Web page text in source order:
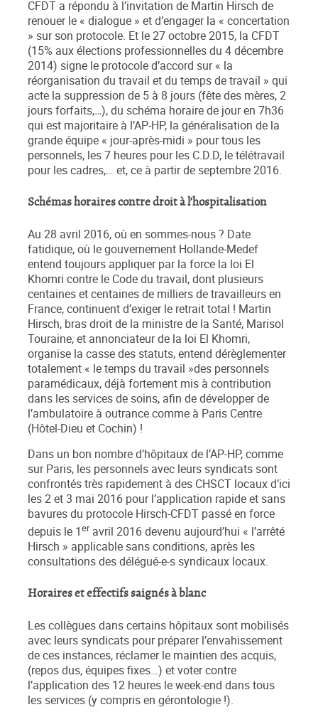
CFDT a répondu à l’invitation de Martin Hirsch de
renouer le « dialogue » et d’engager la « concertation
» sur son protocole. Et le 27 octobre 2015, la CFDT
(15% aux élections professionnelles du 4 décembre
2014) signe le protocole d’accord sur « la
réorganisation du travail et du temps de travail » qui
acte la suppression de 5 à 8 jours (fête des mères, 2
jours forfaits,…), du schéma horaire de jour en 7h36
qui est majoritaire à l’AP-HP, la généralisation de la
grande équipe « jour-après-midi » pour tous les
personnels, les 7 heures pour les C.D.D, le télétravail
pour les cadres,… et, ce à partir de septembre 2016.
Schémas horaires contre droit à l’hospitalisation
Au 28 avril 2016, où en sommes-nous ? Date
fatidique, où le gouvernement Hollande-Medef
entend toujours appliquer par la force la loi El
Khomri contre le Code du travail, dont plusieurs
centaines et centaines de milliers de travailleurs en
France, continuent d’exiger le retrait total ! Martin
Hirsch, bras droit de la ministre de la Santé, Marisol
Touraine, et annonciateur de la loi El Khomri,
organise la casse des statuts, entend dérèglementer
totalement « le temps du travail »des personnels
paramédicaux, déjà fortement mis à contribution
dans les services de soins, afin de développer de
l’ambulatoire à outrance comme à Paris Centre
(Hôtel-Dieu et Cochin) !
Dans un bon nombre d’hôpitaux de l’AP-HP, comme
sur Paris, les personnels avec leurs syndicats sont
confrontés très rapidement à des CHSCT locaux d’ici
les 2 et 3 mai 2016 pour l’application rapide et sans
bavures du protocole Hirsch-CFDT passé en force
depuis le 1eravril 2016 devenu aujourd’hui « l’arrêté
Hirsch » applicable sans conditions, après les
consultations des délégué-e-s syndicaux locaux.
Horaires et effectifs saignés à blanc
Les collègues dans certains hôpitaux sont mobilisés
avec leurs syndicats pour préparer l’envahissement
de ces instances, réclamer le maintien des acquis,
(repos dus, équipes fixes…) et voter contre
l’application des 12 heures le week-end dans tous
les services (y compris en gérontologie !).